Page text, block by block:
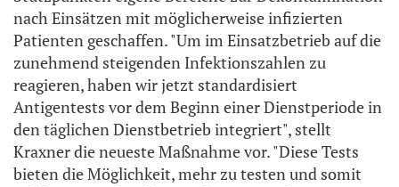
nach Einsätzen mit möglicherweise infizierten
Patienten geschaffen. "Um im Einsatzbetrieb auf die
zunehmend steigenden Infektionszahlen zu
reagieren, haben wir jetzt standardisiert
Antigentests vor dem Beginn einer Dienstperiode in
den täglichen Dienstbetrieb integriert", stellt
Kraxner die neueste Maßnahme vor. "Diese Tests
bieten die Möglichkeit, mehr zu testen und somit